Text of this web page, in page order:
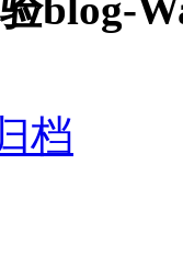
blog-
档